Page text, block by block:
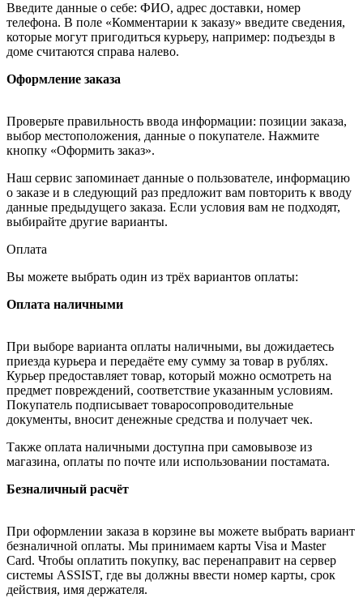
Введите данные о себе: ФИО, адрес доставки, номер
телефона. В поле «Комментарии к заказу» введите сведения,
которые могут пригодиться курьеру, например: подъезды в
доме считаются справа налево.
Оформление заказа
Проверьте правильность ввода информации: позиции заказа,
выбор местоположения, данные о покупателе. Нажмите
кнопку «Оформить заказ».
Наш сервис запоминает данные о пользователе, информацию
о заказе и в следующий раз предложит вам повторить к вводу
данные предыдущего заказа. Если условия вам не подходят,
выбирайте другие варианты.
Оплата
Вы можете выбрать один из трёх вариантов оплаты:
Оплата наличными
При выборе варианта оплаты наличными, вы дожидаетесь
приезда курьера и передаёте ему сумму за товар в рублях.
Курьер предоставляет товар, который можно осмотреть на
предмет повреждений, соответствие указанным условиям.
Покупатель подписывает товаросопроводительные
документы, вносит денежные средства и получает чек.
Также оплата наличными доступна при самовывозе из
магазина, оплаты по почте или использовании постамата.
Безналичный расчёт
При оформлении заказа в корзине вы можете выбрать вариант
безналичной оплаты. Мы принимаем карты Visa и Master
Card. Чтобы оплатить покупку, вас перенаправит на сервер
системы ASSIST, где вы должны ввести номер карты, срок
действия, имя держателя.